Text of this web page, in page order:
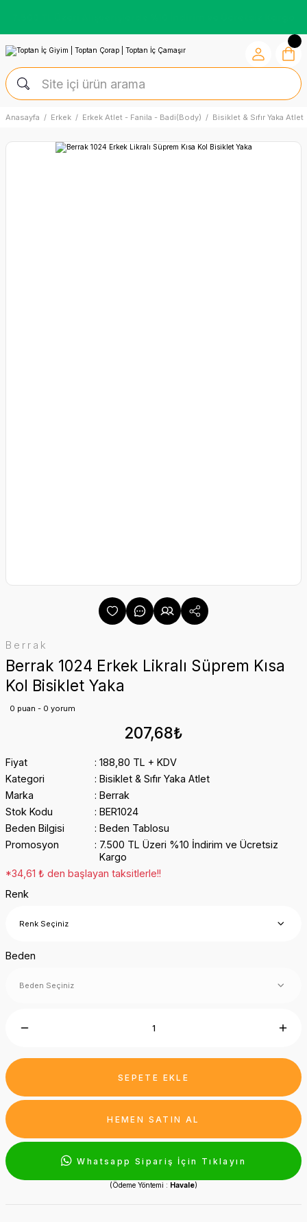
Anasayfa Erkek Erkek Atlet - Fanila - Badi(Body) Bisiklet & Sıfır Yaka Atlet
Berrak
Berrak 1024 Erkek Likralı Süprem Kısa
Kol Bisiklet Yaka
0 puan - 0 yorum
207,68₺
Fiyat
188,80 TL + KDV
Kategori
Bisiklet & Sıfır Yaka Atlet
Marka
Berrak
Stok Kodu
BER1024
Beden Bilgisi
Beden Tablosu
Promosyon
7.500 TL Üzeri %10 İndirim ve Ücretsiz
Kargo
*34,61 ₺ den başlayan taksitlerle!!
Renk
Beden
SEPETE EKLE
HEMEN SATIN AL
Whatsapp Sipariş İçin Tıklayın
(Ödeme Yöntemi : Havale)